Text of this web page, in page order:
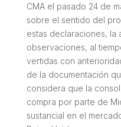
CMA el pasado 24 de
sobre el sentido del
estas declaraciones, la
observaciones, al
vertidas con
de la documentación
considera que la
compra por parte de
sustancial en el